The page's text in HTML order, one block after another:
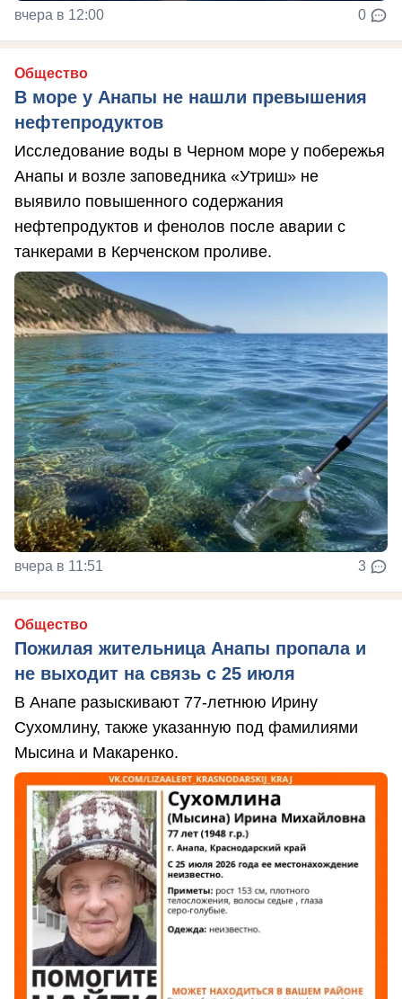
вчера в 12:00 0
Общество
В море у Анапы не нашли превышения
нефтепродуктов
Исследование воды в Черном море у побережья
Анапы и возле заповедника «Утриш» не
выявило повышенного содержания
нефтепродуктов и фенолов после аварии с
танкерами в Керченском проливе.
вчера в 11:51 3
Общество
Пожилая жительница Анапы пропала и
не выходит на связь с 25 июля
В Анапе разыскивают 77-летнюю Ирину
Сухомлину, также указанную под фамилиями
Мысина и Макаренко.